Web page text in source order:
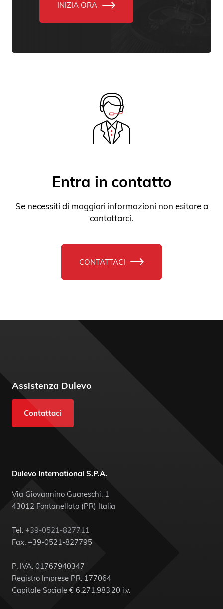
INIZIA ORA
Se necessiti di maggiori informazioni non esitare a
contattarci.
CONTATTACI
Assistenza Dulevo
Contattaci
Dulevo International S.P.A.
Via Giovannino Guareschi, 1
43012 Fontanellato (PR) Italia
Tel: +39-0521-827711
Fax: +39-0521-827795
P. IVA: 01767940347
Registro Imprese PR: 177064
Capitale Sociale € 6.271.983,20 i.v.